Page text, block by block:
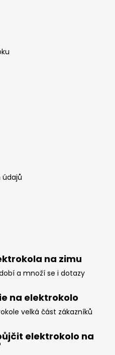
údajů
na zimu
a množí se i dotazy
na elektrokolo
velká část zákazníků
elektrokolo na